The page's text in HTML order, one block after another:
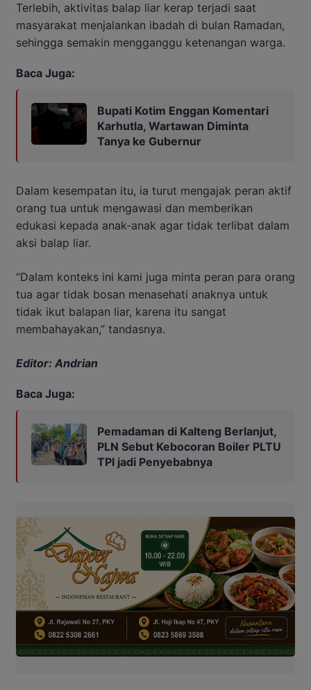
Terlebih, aktivitas balap liar kerap terjadi saat
masyarakat menjalankan ibadah di bulan Ramadan,
sehingga semakin mengganggu ketenangan warga.
Baca Juga:
Bupati Kotim Enggan Komentari
Karhutla, Wartawan Diminta
Tanya ke Gubernur
Dalam kesempatan itu, ia turut mengajak peran aktif
orang tua untuk mengawasi dan memberikan
edukasi kepada anak-anak agar tidak terlibat dalam
aksi balap liar.
“Dalam konteks ini kami juga minta peran para orang
tua agar tidak bosan menasehati anaknya untuk
tidak ikut balapan liar, karena itu sangat
membahayakan,” tandasnya.
Editor: Andrian
Baca Juga:
Pemadaman di Kalteng Berlanjut,
PLN Sebut Kebocoran Boiler PLTU
TPI jadi Penyebabnya